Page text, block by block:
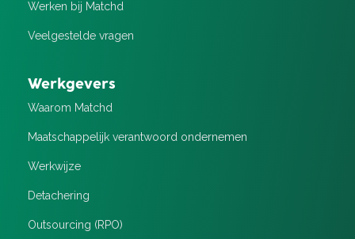
Werken bij Matchd
Veelgestelde vragen
Werkgevers
Waarom Matchd
Maatschappelijk verantwoord ondernemen
Werkwijze
Detachering
Outsourcing (RPO)